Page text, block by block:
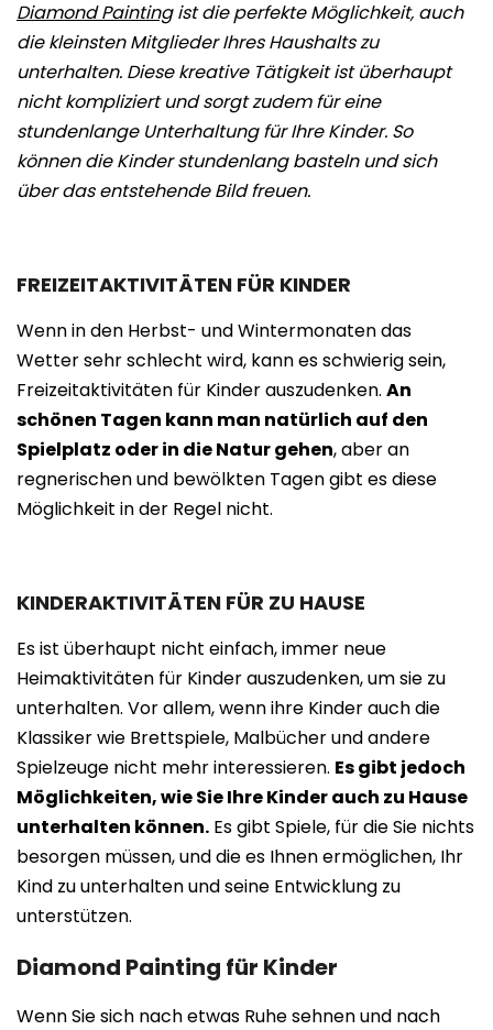
Diamond Paintingist die perfekte Möglichkeit, auch
die kleinsten Mitglieder Ihres Haushalts zu
unterhalten. Diese kreative Tätigkeit ist überhaupt
nicht kompliziert und sorgt zudem für eine
stundenlange Unterhaltung für Ihre Kinder. So
können die Kinder stundenlang basteln und sich
über das entstehende Bild freuen.
FREIZEITAKTIVITÄTEN FÜR KINDER
Wenn in den Herbst- und Wintermonaten das
Wetter sehr schlecht wird, kann es schwierig sein,
Freizeitaktivitäten für Kinder auszudenken. An
schönen Tagen kann man natürlich auf den
Spielplatz oder in die Natur gehen, aber an
regnerischen und bewölkten Tagen gibt es diese
Möglichkeit in der Regel nicht.
KINDERAKTIVITÄTEN FÜR ZU HAUSE
Es ist überhaupt nicht einfach, immer neue
Heimaktivitäten für Kinder auszudenken, um sie zu
unterhalten. Vor allem, wenn ihre Kinder auch die
Klassiker wie Brettspiele, Malbücher und andere
Spielzeuge nicht mehr interessieren. Es gibt jedoch
Möglichkeiten, wie Sie Ihre Kinder auch zu Hause
unterhalten können. Es gibt Spiele, für die Sie nichts
besorgen müssen, und die es Ihnen ermöglichen, Ihr
Kind zu unterhalten und seine Entwicklung zu
unterstützen.
Diamond Painting für Kinder
Wenn Sie sich nach etwas Ruhe sehnen und nach